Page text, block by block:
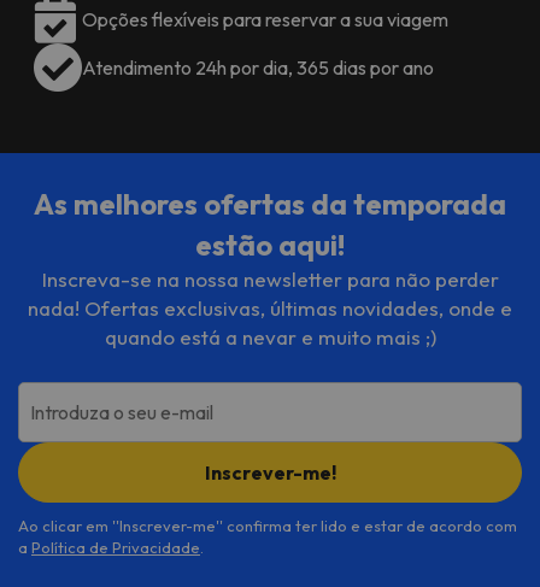
Opções flexíveis para reservar a sua viagem
Atendimento 24h por dia, 365 dias por ano
As melhores ofertas da temporada
estão aqui!
Inscreva-se na nossa newsletter para não perder
nada! Ofertas exclusivas, últimas novidades, onde e
quando está a nevar e muito mais ;)
Introduza o seu e-mail
Inscrever-me!
Ao clicar em ''Inscrever-me'' confirma ter lido e estar de acordo com
a Política de Privacidade